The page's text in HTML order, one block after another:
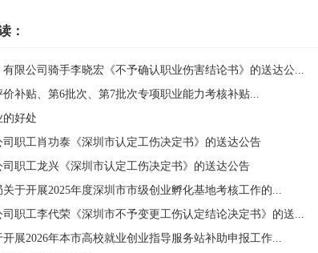
：
限公司骑手李晓宏《不予确认职业伤害结论书》的送达公...
补贴、第6批次、第7批次专项职业能力考核补贴...
的好处
职工肖功泰《深圳市认定工伤决定书》的送达公告
职工龙兴《深圳市认定工伤决定书》的送达公告
于开展2025年度深圳市市级创业孵化基地考核工作的...
职工李代荣《深圳市不予变更工伤认定结论决定书》的送...
展2026年本市高校就业创业指导服务站补助申报工作...